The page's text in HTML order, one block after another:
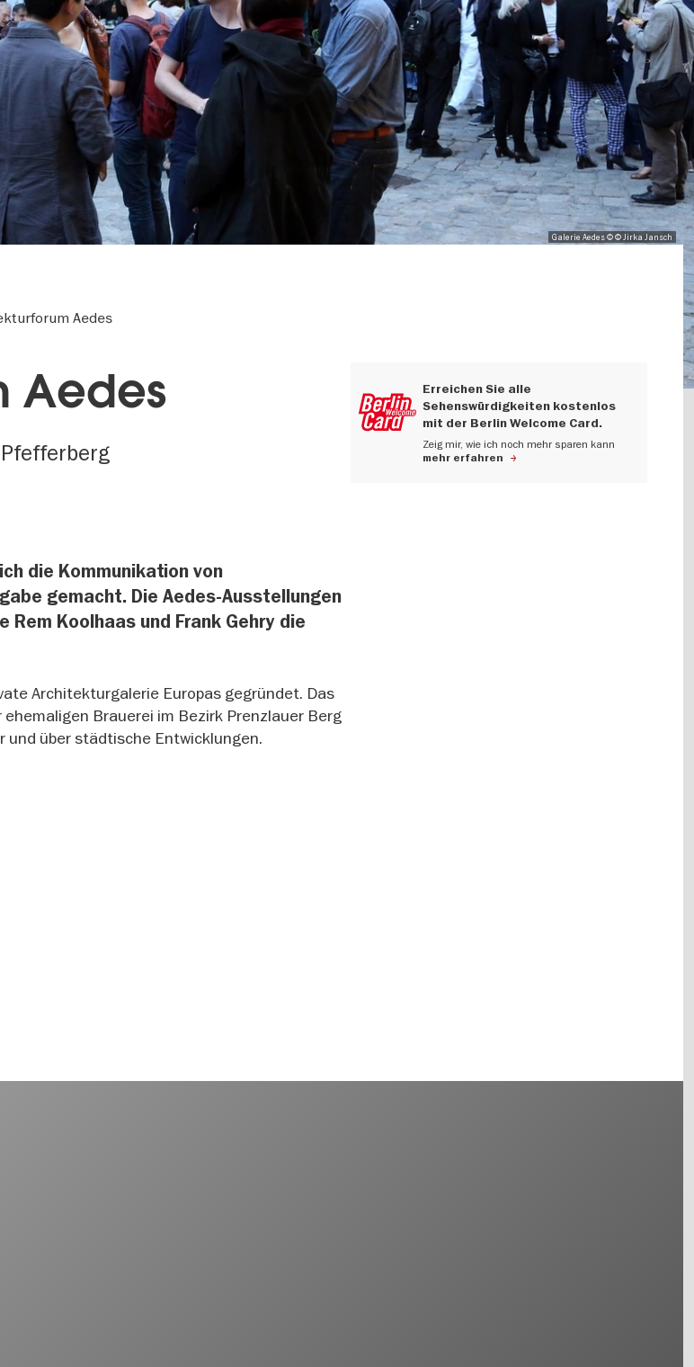
Galerie Aedes © © Jirka Jansch
Aedes
Aedes
Erreichen Sie alle
Sehenswürdigkeiten kostenlos
mit der Berlin Welcome Card.
Zeig mir, wie ich noch mehr sparen kann
mehr erfahren
die Kommunikation von
gemacht. Die Aedes-Ausstellungen
Koolhaas und Frank Gehry die
Architekturgalerie Europas gegründet. Das
Brauerei im Bezirk Prenzlauer Berg
über städtische Entwicklungen.